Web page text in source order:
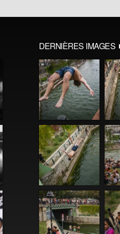
DERNIÈRES IMAGES